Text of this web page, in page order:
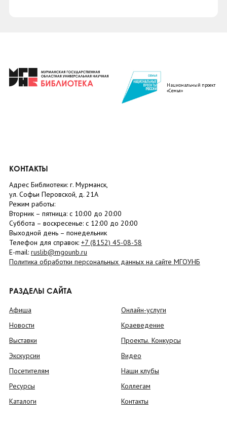
Национальный проект
«Семья»
КОНТАКТЫ
Адрес Библиотеки: г. Мурманск,
ул. Софьи Перовской, д. 21А
Режим работы:
Вторник – пятница: с 10:00 до 20:00
Суббота – воскресенье: c 12:00 до 20:00
Выходной день – понедельник
Телефон для справок: +7 (8152) 45-08-58
E-mail: ruslib@mgounb.ru
Политика обработки персональных данных на сайте МГОУНБ
РАЗДЕЛЫ САЙТА
Афиша
Новости
Выставки
Экскурсии
Посетителям
Ресурсы
Каталоги
Онлайн-услуги
Краеведение
Проекты. Конкурсы
Видео
Наши клубы
Коллегам
Контакты